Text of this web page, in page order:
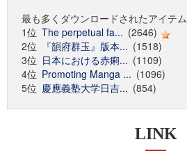
最も多くダウンロードされたアイテム
1位 The perpetual fa... (2646)
2位
『韻府群玉』版本... (1518)
3位 日本における赤痢... (1109)
4位 Promoting Manga ... (1096)
5位 慶應義塾大学日吉... (854)
LINK